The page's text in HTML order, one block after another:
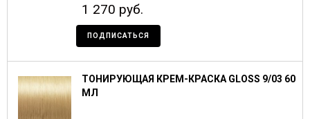
1 270 руб.
ПОДПИСАТЬСЯ
ТОНИРУЮЩАЯ КРЕМ-КРАСКА GLOSS 9/03 60
МЛ